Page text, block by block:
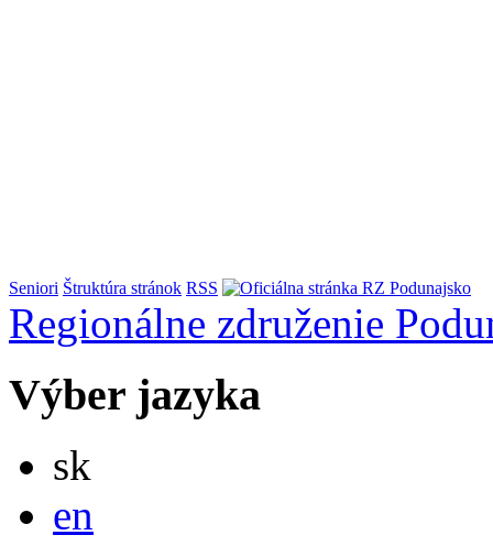
Seniori Štruktúra stránok RSS
Regionálne združenie
Výber jazyka
sk
en